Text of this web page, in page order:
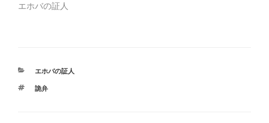
エホバの証人
カ
ゴ
エホバの証人
タ
詭弁